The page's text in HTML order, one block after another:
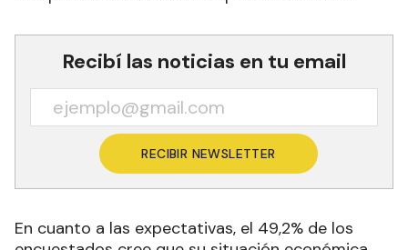
Recibí las noticias en tu email
RECIBIR NEWSLETTER
En cuanto a las expectativas, el 49,2% de los